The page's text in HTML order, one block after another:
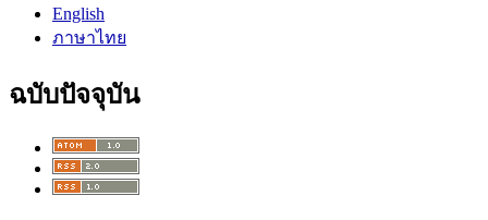
English
ภาษาไทย
ฉบับปัจจุบัน